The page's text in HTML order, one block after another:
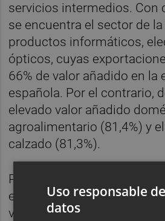
servicios intermedios. Con
se encuentra el sector de
productos informáticos,
ópticos, cuyas
66% de valor añadido en la
española. Por el contrario,
elevado valor añadido
agroalimentario (81,4%) y
calzado (81,3%).
Por su parte, los servicios,
exportaciones aportan en
valor añadido que las
Uso responsable
datos